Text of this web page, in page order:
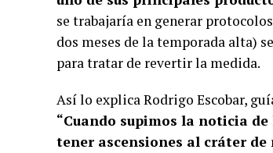
se trabajaría en generar
dos meses de la temporada alta)
para tratar de revertir la medida.
Así lo explica Rodrigo Escobar,
“Cuando supimos la noticia
tener ascensiones al cráter de